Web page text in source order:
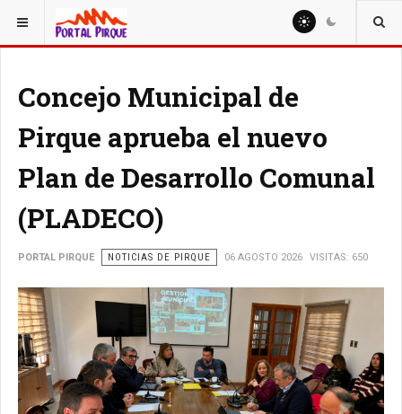
ESTÁ AQUÍ: NOTICIAS
Concejo Municipal de
Pirque aprueba el nuevo
Plan de Desarrollo Comunal
(PLADECO)
PORTAL PIRQUE NOTICIAS DE PIRQUE 06 AGOSTO 2026 VISITAS: 650